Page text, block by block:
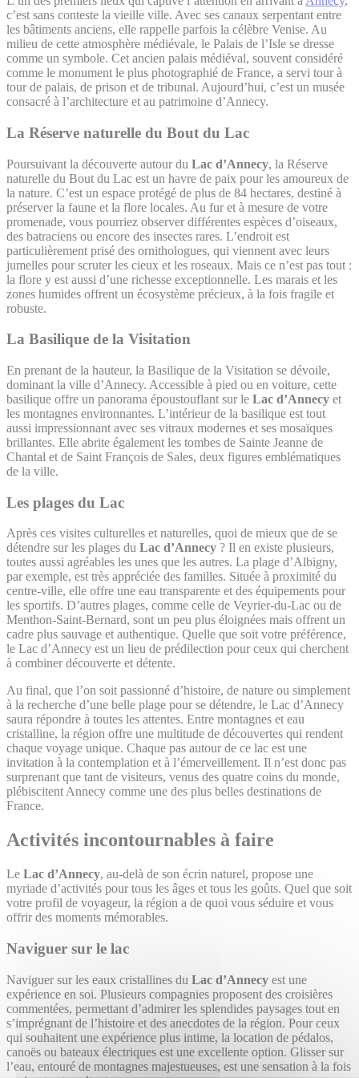
c’est sans conteste la vieille ville. Avec ses canaux serpentant entre
les bâtiments anciens, elle rappelle parfois la célèbre Venise. Au
milieu de cette atmosphère médiévale, le Palais de l’Isle se dresse
comme un symbole. Cet ancien palais médiéval, souvent considéré
comme le monument le plus photographié de France, a servi tour à
tour de palais, de prison et de tribunal. Aujourd’hui, c’est un musée
consacré à l’architecture et au patrimoine d’Annecy.
La Réserve naturelle du Bout du Lac
Poursuivant la découverte autour du Lac d’Annecy, la Réserve
naturelle du Bout du Lac est un havre de paix pour les amoureux de
la nature. C’est un espace protégé de plus de 84 hectares, destiné à
préserver la faune et la flore locales. Au fur et à mesure de votre
promenade, vous pourriez observer différentes espèces d’oiseaux,
des batraciens ou encore des insectes rares. L’endroit est
particulièrement prisé des ornithologues, qui viennent avec leurs
jumelles pour scruter les cieux et les roseaux. Mais ce n’est pas tout :
la flore y est aussi d’une richesse exceptionnelle. Les marais et les
zones humides offrent un écosystème précieux, à la fois fragile et
robuste.
La Basilique de la Visitation
En prenant de la hauteur, la Basilique de la Visitation se dévoile,
dominant la ville d’Annecy. Accessible à pied ou en voiture, cette
basilique offre un panorama époustouflant sur le Lac d’Annecy et
les montagnes environnantes. L’intérieur de la basilique est tout
aussi impressionnant avec ses vitraux modernes et ses mosaïques
brillantes. Elle abrite également les tombes de Sainte Jeanne de
Chantal et de Saint François de Sales, deux figures emblématiques
de la ville.
Les plages du Lac
Après ces visites culturelles et naturelles, quoi de mieux que de se
détendre sur les plages du Lac d’Annecy ? Il en existe plusieurs,
toutes aussi agréables les unes que les autres. La plage d’Albigny,
par exemple, est très appréciée des familles. Située à proximité du
centre-ville, elle offre une eau transparente et des équipements pour
les sportifs. D’autres plages, comme celle de Veyrier-du-Lac ou de
Menthon-Saint-Bernard, sont un peu plus éloignées mais offrent un
cadre plus sauvage et authentique. Quelle que soit votre préférence,
le Lac d’Annecy est un lieu de prédilection pour ceux qui cherchent
à combiner découverte et détente.
Au final, que l’on soit passionné d’histoire, de nature ou simplement
à la recherche d’une belle plage pour se détendre, le Lac d’Annecy
saura répondre à toutes les attentes. Entre montagnes et eau
cristalline, la région offre une multitude de découvertes qui rendent
chaque voyage unique. Chaque pas autour de ce lac est une
invitation à la contemplation et à l’émerveillement. Il n’est donc pas
surprenant que tant de visiteurs, venus des quatre coins du monde,
plébiscitent Annecy comme une des plus belles destinations de
France.
Activités incontournables à faire
Le Lac d’Annecy, au-delà de son écrin naturel, propose une
myriade d’activités pour tous les âges et tous les goûts. Quel que soit
votre profil de voyageur, la région a de quoi vous séduire et vous
offrir des moments mémorables.
Naviguer sur le lac
Naviguer sur les eaux cristallines du Lac d’Annecy est une
expérience en soi. Plusieurs compagnies proposent des croisières
commentées, permettant d’admirer les splendides paysages tout en
s’imprégnant de l’histoire et des anecdotes de la région. Pour ceux
qui souhaitent une expérience plus intime, la location de pédalos,
canoës ou bateaux électriques est une excellente option. Glisser sur
l’eau, entouré de montagnes majestueuses, est une sensation à la fois